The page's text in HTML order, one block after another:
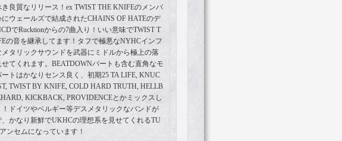
良質なリリース！ex TWIST THE KNIFEのメンバ
にウェールズで結成されたCHAINS OF HATEのデ
でRucktionからの7曲入り！いい意味でTWIST T
の音を継承してます！タフで極悪なNYHCインフ
メタリックサウンドを武器にミドルから極上の落
せてくれます。BEATDOWNパートも含む直角なモ
ートはかなりセンス良く、初期25 TA LIFE, KNUC
TWIST BY KNIFE, COLD HARD TRUTH, HELLB
KICKBACK, PROVIDENCEとかミックスし
！ドイツやベルギー等デスメタリックなバンドが
、かなり新鮮でUKHCの理想系を見せてくれるTU
ンセムになっています！